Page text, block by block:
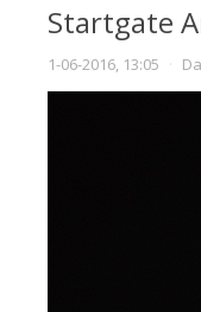
Startgate
1-06-2016, 13:05 ·